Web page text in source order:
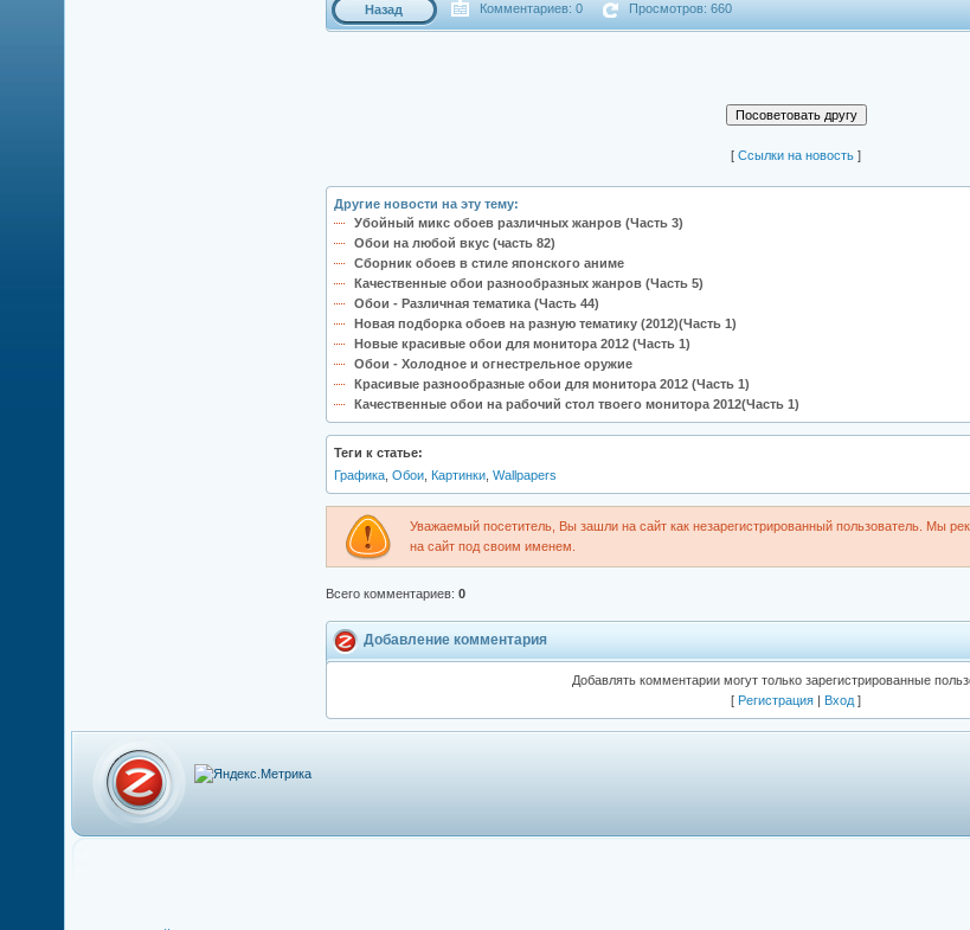
Назад Комментариев: 0 Просмотров: 660
[ Cсылки на новость ]
Другие новости на эту тему:
Убойный микс обоев различных жанров (Часть 3)
Обои на любой вкус (часть 82)
Сборник обоев в стиле японского аниме
Качественные обои разнообразных жанров (Часть 5)
Обои - Различная тематика (Часть 44)
Новая подборка обоев на разную тематику (2012)(Часть 1)
Новые красивые обои для монитора 2012 (Часть 1)
Обои - Холодное и огнестрельное оружие
Красивые разнообразные обои для монитора 2012 (Часть 1)
Качественные обои на рабочий стол твоего монитора 2012(Часть 1)
Теги к статье:
Графика, Обои, Картинки, Wallpapers
Уважаемый посетитель, Вы зашли на сайт как незарегистрированный пользователь. Мы
на сайт под своим именем.
Всего комментариев: 0
Добавление комментария
Добавлять комментарии могут только зарегистрированные
[ Регистрация | Вход ]